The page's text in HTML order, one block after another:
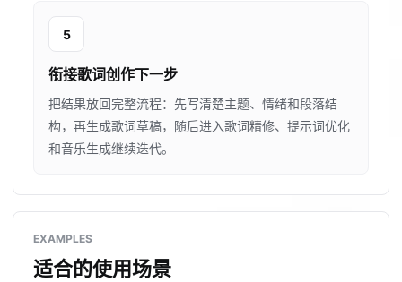
5
衔接歌词创作下一步
把结果放回完整流程：先写清楚主题、情绪和段落结
构，再生成歌词草稿，随后进入歌词精修、提示词优化
和音乐生成继续迭代。
EXAMPLES
适合的使用场景